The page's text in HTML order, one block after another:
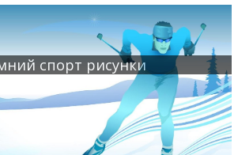
спорт рисунки